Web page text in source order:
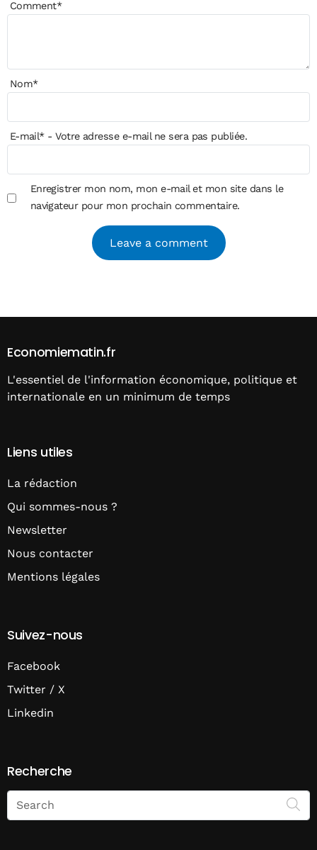
Comment*
Nom*
E-mail*- Votre adresse e-mail ne sera pas publiée.
Enregistrer mon nom, mon e-mail et mon site dans le
navigateur pour mon prochain commentaire.
Economiematin.fr
L'essentiel de l'information économique, politique et
internationale en un minimum de temps
Liens utiles
La rédaction
Qui sommes-nous ?
Newsletter
Nous contacter
Mentions légales
Suivez-nous
Facebook
Twitter / X
Linkedin
Recherche
Search
on
Economie